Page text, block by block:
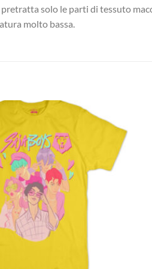
solo le parti di tessuto
molto bassa.